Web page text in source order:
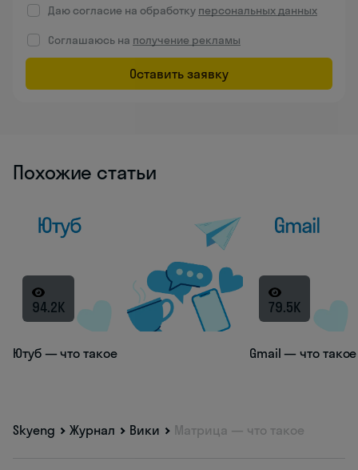
Даю согласие на обработку персональных данных
Соглашаюсь на получение рекламы
Оставить заявку
Похожие статьи
94.2K
Ютуб — что такое
79.5K
Gmail — что такое
Skyeng Журнал Вики Матрица — что такое